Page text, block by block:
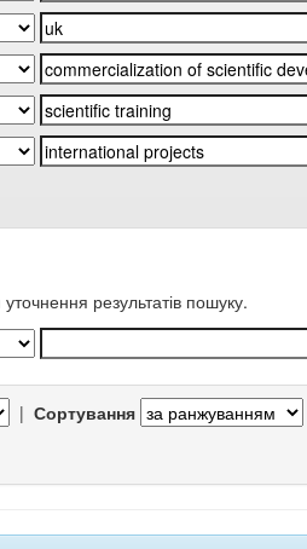
результатів пошуку.
| Сортування